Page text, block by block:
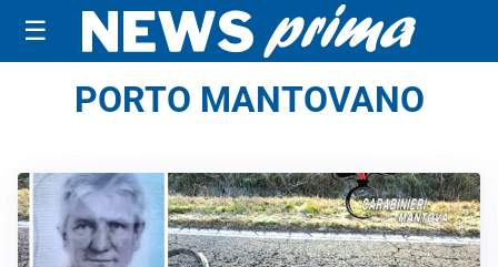
☰
PORTO MANTOVANO